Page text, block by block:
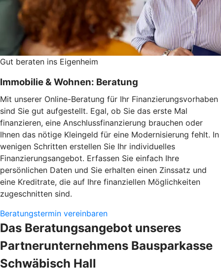
Gut beraten ins Eigenheim
Immobilie & Wohnen: Beratung
Mit unserer Online-Beratung für Ihr Finanzierungsvorhaben
sind Sie gut aufgestellt. Egal, ob Sie das erste Mal
finanzieren, eine Anschlussfinanzierung brauchen oder
Ihnen das nötige Kleingeld für eine Modernisierung fehlt. In
wenigen Schritten erstellen Sie Ihr individuelles
Finanzierungsangebot. Erfassen Sie einfach Ihre
persönlichen Daten und Sie erhalten einen Zinssatz und
eine Kreditrate, die auf Ihre finanziellen Möglichkeiten
zugeschnitten sind.
Beratungstermin vereinbaren
Das Beratungsangebot unseres
Partnerunternehmens Bausparkasse
Schwäbisch Hall